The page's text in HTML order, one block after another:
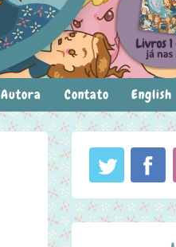
Autora Contato English